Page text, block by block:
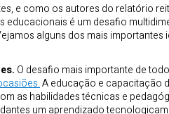
e como os autores do relatório
educacionais é um desafio
alguns dos mais
O desafio mais importante de
A educação e capacitação
as habilidades técnicas e
um aprendizado